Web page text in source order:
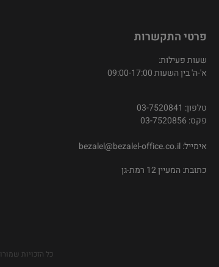
פרטי התקשרות
שעות פעילות:
א'-ה' בין השעות 09:00-17:00
טלפון: 03-7520841
פקס: 03-7520856
אימייל:bezalel@bezalel-office.co.il
כתובת: המעיין 12 רמת-גן
כל הזכויות